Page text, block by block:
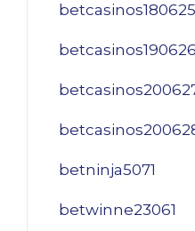
betcasinos180625
betcasinos190626
betninja5071
betwinne23061